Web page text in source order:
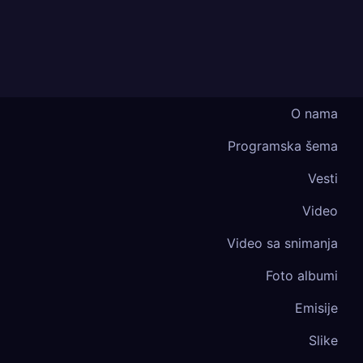
O nama
Programska šema
Vesti
Video
Video sa snimanja
Foto albumi
Emisije
Slike